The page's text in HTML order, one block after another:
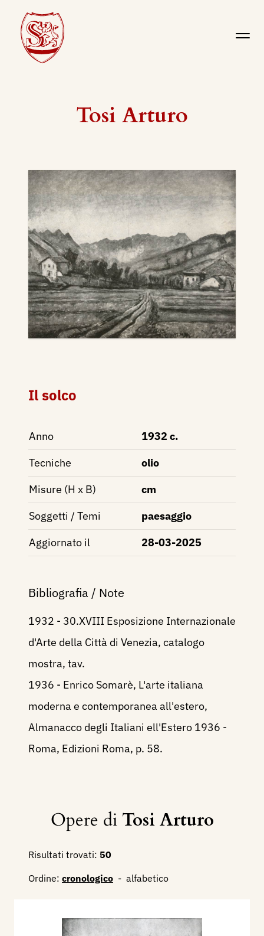
Tosi Arturo
Il solco
Anno
1932 c.
Tecniche
olio
Misure (H x B)
cm
Soggetti / Temi
paesaggio
Aggiornato il
28-03-2025
Bibliografia / Note
1932 - 30.XVIII Esposizione Internazionale
d'Arte della Città di Venezia, catalogo
mostra, tav.
1936 - Enrico Somarè, L'arte italiana
moderna e contemporanea all'estero,
Almanacco degli Italiani ell'Estero 1936 -
Roma, Edizioni Roma, p. 58.
Opere di Tosi Arturo
Risultati trovati: 50
Ordine: cronologico - alfabetico